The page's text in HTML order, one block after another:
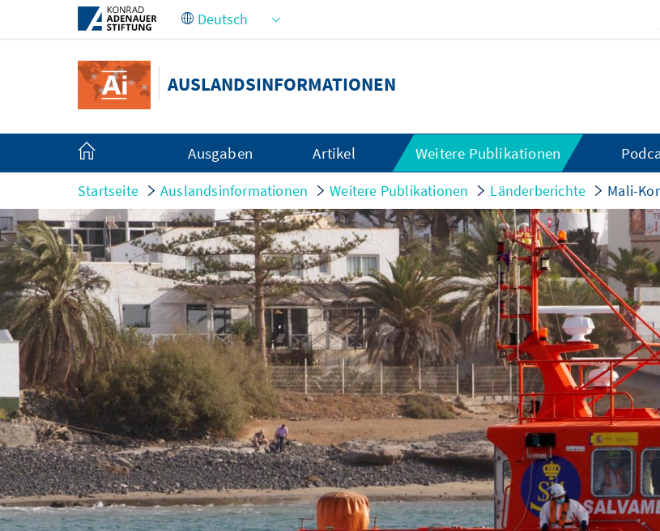
Zum Hauptinhalt springen
AUSLANDSINFORMATIONEN
Ausgaben Artikel Weitere Publikationen
Startseite Auslandsinformationen Weitere Publikationen Länderberichte Mali-